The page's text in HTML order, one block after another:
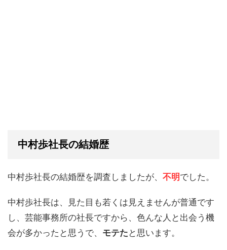
中村歩社長の結婚歴
中村歩社長の結婚歴を調査しましたが、 不明でした。
中村歩社長は、見た目も若くは見えませんが普通です
し、芸能事務所の社長ですから、色んな人と出会う機
会が多かったと思うで、 モテた と思います。